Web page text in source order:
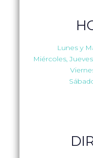
Lunes y
Miércoles,